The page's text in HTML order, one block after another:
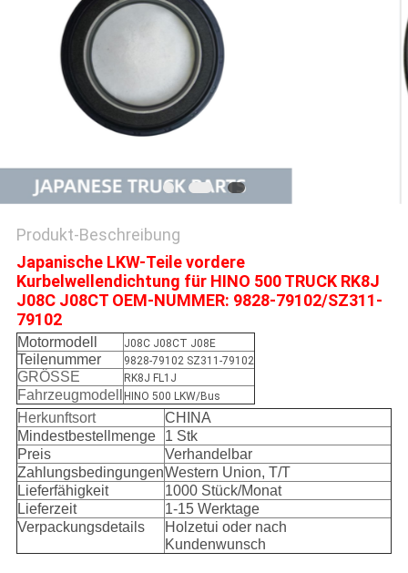
Produkt-Beschreibung
Japanische LKW-Teile vordere
Kurbelwellendichtung für HINO 500 TRUCK RK8J
J08C J08CT OEM-NUMMER: 9828-79102/SZ311-
79102
Motormodell J08C J08CT J08E
Teilenummer 9828-79102 SZ311-79102
GRÖSSE RK8J FL1J
Fahrzeugmodell HINO 500 LKW/Bus
Herkunftsort
CHINA
Mindestbestellmenge
1 Stk
Preis
Verhandelbar
ZahlungsbedingungenWestern Union, T/T
Lieferfähigkeit
1000 Stück/Monat
Lieferzeit
1-15 Werktage
Verpackungsdetails
Holzetui oder nach
Kundenwunsch